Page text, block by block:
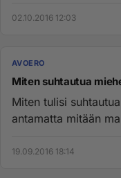
02.10.2016 12:03
AVOERO
Miten suhtautua
Miten tulisi
antamatta mitään
19.09.2016 18:14